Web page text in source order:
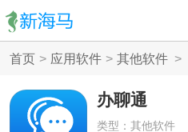
首页> 应用软件 > 其他软件 >
办聊通
类型：其他软件